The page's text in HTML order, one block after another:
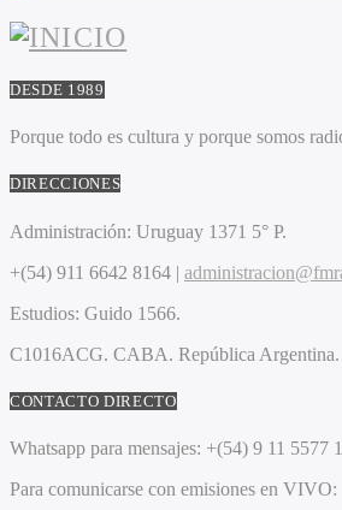
DESDE 1989
Porque todo es cultura y porque somos
DIRECCIONES
Administración: Uruguay 1371 5° P.
+(54) 911 6642 8164 |
Estudios: Guido 1566.
C1016ACG. CABA. República Argentina.
CONTACTO DIRECTO
Whatsapp para mensajes: +(54) 9 11 5577
Para comunicarse con emisiones en VIVO: